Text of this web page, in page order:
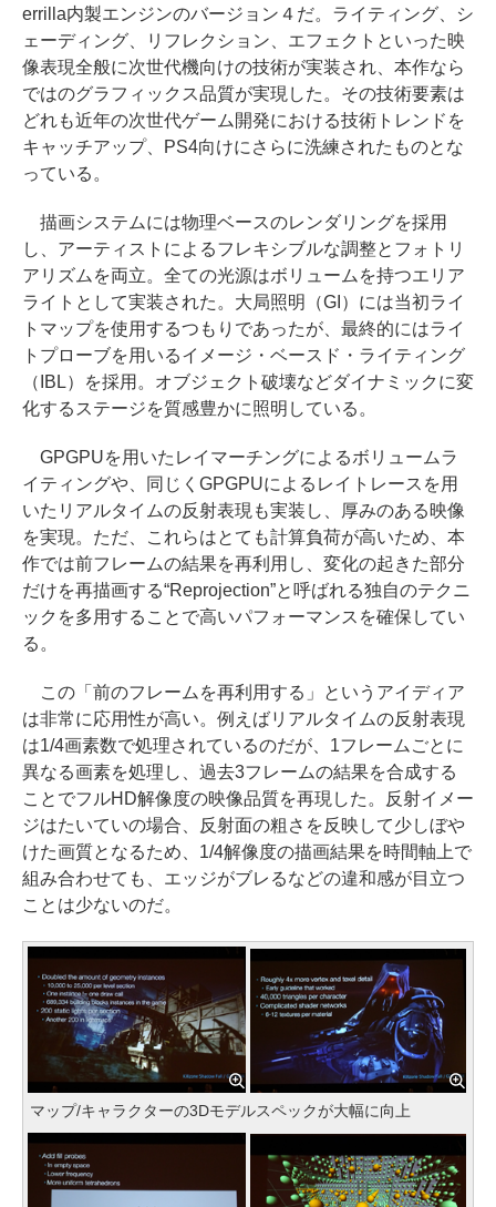
errilla内製エンジンのバージョン４だ。ライティング、シ
ェーディング、リフレクション、エフェクトといった映
像表現全般に次世代機向けの技術が実装され、本作なら
ではのグラフィックス品質が実現した。その技術要素は
どれも近年の次世代ゲーム開発における技術トレンドを
キャッチアップ、PS4向けにさらに洗練されたものとな
っている。
描画システムには物理ベースのレンダリングを採用
し、アーティストによるフレキシブルな調整とフォトリ
アリズムを両立。全ての光源はボリュームを持つエリア
ライトとして実装された。大局照明（GI）には当初ライ
トマップを使用するつもりであったが、最終的にはライ
トプローブを用いるイメージ・ベースド・ライティング
（IBL）を採用。オブジェクト破壊などダイナミックに変
化するステージを質感豊かに照明している。
GPGPUを用いたレイマーチングによるボリュームラ
イティングや、同じくGPGPUによるレイトレースを用
いたリアルタイムの反射表現も実装し、厚みのある映像
を実現。ただ、これらはとても計算負荷が高いため、本
作では前フレームの結果を再利用し、変化の起きた部分
だけを再描画する“Reprojection”と呼ばれる独自のテクニ
ックを多用することで高いパフォーマンスを確保してい
る。
この「前のフレームを再利用する」というアイディア
は非常に応用性が高い。例えばリアルタイムの反射表現
は1/4画素数で処理されているのだが、1フレームごとに
異なる画素を処理し、過去3フレームの結果を合成する
ことでフルHD解像度の映像品質を再現した。反射イメー
ジはたいていの場合、反射面の粗さを反映して少しぼや
けた画質となるため、1/4解像度の描画結果を時間軸上で
組み合わせても、エッジがブレるなどの違和感が目立つ
ことは少ないのだ。
マップ/キャラクターの3Dモデルスペックが大幅に向上